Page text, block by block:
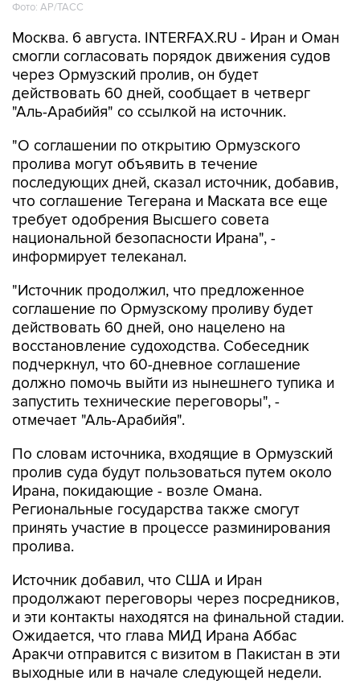
Фото: AP/ТАСС
Москва. 6 августа. INTERFAX.RU - Иран и Оман
смогли согласовать порядок движения судов
через Ормузский пролив, он будет
действовать 60 дней, сообщает в четверг
"Аль-Арабийя" со ссылкой на источник.
"О соглашении по открытию Ормузского
пролива могут объявить в течение
последующих дней, сказал источник, добавив,
что соглашение Тегерана и Маската все еще
требует одобрения Высшего совета
национальной безопасности Ирана", -
информирует телеканал.
"Источник продолжил, что предложенное
соглашение по Ормузскому проливу будет
действовать 60 дней, оно нацелено на
восстановление судоходства. Собеседник
подчеркнул, что 60-дневное соглашение
должно помочь выйти из нынешнего тупика и
запустить технические переговоры", -
отмечает "Аль-Арабийя".
По словам источника, входящие в Ормузский
пролив суда будут пользоваться путем около
Ирана, покидающие - возле Омана.
Региональные государства также смогут
принять участие в процессе разминирования
пролива.
Источник добавил, что США и Иран
продолжают переговоры через посредников,
и эти контакты находятся на финальной стадии.
Ожидается, что глава МИД Ирана Аббас
Аракчи отправится с визитом в Пакистан в эти
выходные или в начале следующей недели.